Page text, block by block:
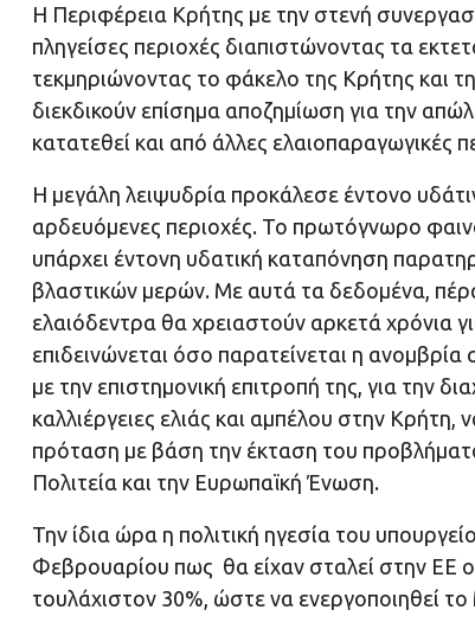
Η Περιφέρεια Κρήτης με την στενή
πληγείσες περιοχές διαπιστώνοντας τα
τεκμηριώνοντας το φάκελο της Κρήτης και
διεκδικούν επίσημα αποζημίωση για την
κατατεθεί και από άλλες ελαιοπαραγωγικές
Η μεγάλη λειψυδρία προκάλεσε έντονο
αρδευόμενες περιοχές. Το πρωτόγνωρο
υπάρχει έντονη υδατική καταπόνηση
βλαστικών μερών. Με αυτά τα δεδομένα,
ελαιόδεντρα θα χρειαστούν αρκετά
επιδεινώνεται όσο παρατείνεται η
με την επιστημονική επιτροπή της, για την
καλλιέργειες ελιάς και αμπέλου στην
πρόταση με βάση την έκταση του
Πολιτεία και την Ευρωπαϊκή Ένωση.
Την ίδια ώρα η πολιτική ηγεσία του
Φεβρουαρίου πως θα είχαν σταλεί στην ΕΕ
τουλάχιστον 30%, ώστε να ενεργοποιηθεί